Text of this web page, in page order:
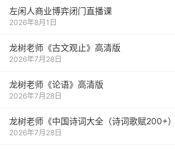
左闲人商业博弈闭门直播课
2026年8月1日
龙树老师《古文观止》高清版
2026年7月28日
龙树老师《论语》高清版
2026年7月28日
龙树老师《中国诗词大全（诗词歌赋200+
2026年7月28日